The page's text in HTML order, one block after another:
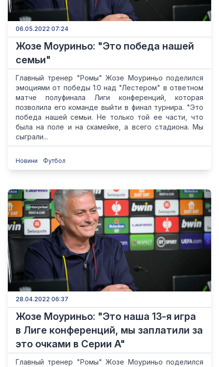
06.05.2022 07:24
Жозе Моуриньо: "Это победа нашей
семьи"
Главный тренер "Ромы" Жозе Моуриньо поделился
эмоциями от победы 1:0 над "Лестером" в ответном
матче полуфинала Лиги конференций, которая
позволила его команде выйти в финал турнира. "Это
победа нашей семьи. Не только той ее части, что
была на поле и на скамейке, а всего стадиона. Мы
сыграли...
Новини Футбол
28.04.2022 06:37
Жозе Моуриньо: "Это наша 13-я игра
в Лиге конференций, мы заплатили за
это очками в Серии А"
Главный тренер "Ромы" Жозе Моуриньо поделился